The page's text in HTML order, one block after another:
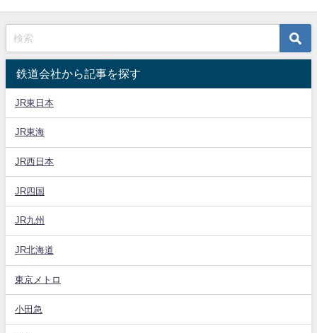
鉄道会社から記事を探す
JR東日本
JR東海
JR西日本
JR四国
JR九州
JR北海道
東京メトロ
小田急